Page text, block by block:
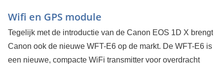
Wifi en GPS module
Tegelijk met de introductie van de Canon EOS 1D X brengt
Canon ook de nieuwe WFT-E6 op de markt. De WFT-E6 is
een nieuwe, compacte WiFi transmitter voor overdracht